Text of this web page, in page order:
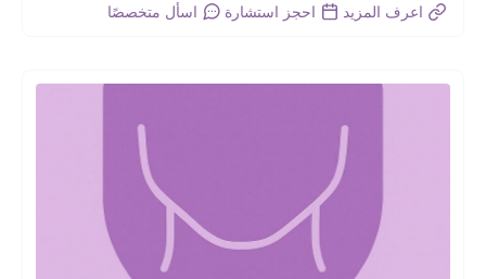
اعرف المزيد احجز استشارة اسأل متخصصًا